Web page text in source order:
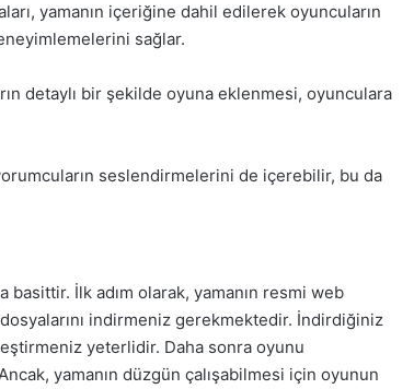
yamanın içeriğine dahil edilerek oyuncuların
sağlar.
detaylı bir şekilde oyuna eklenmesi, oyunculara
seslendirmelerini de içerebilir, bu da
basittir. İlk adım olarak, yamanın resmi web
indirmeniz gerekmektedir. İndirdiğiniz
yeterlidir. Daha sonra oyunu
yamanın düzgün çalışabilmesi için oyunun